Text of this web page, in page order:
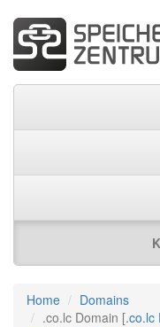
Home
Domains
.co.lc Domain [.co.lc